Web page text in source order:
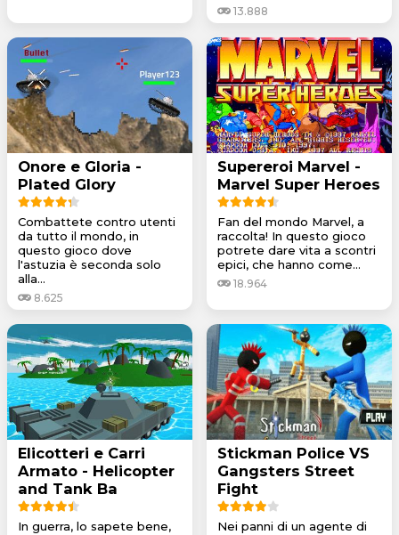
13.888
Onore e Gloria -
Plated Glory
Combattete contro utenti
da tutto il mondo, in
questo gioco dove
l'astuzia è seconda solo
alla...
8.625
Supereroi Marvel -
Marvel Super Heroes
Fan del mondo Marvel, a
raccolta! In questo gioco
potrete dare vita a scontri
epici, che hanno come...
18.964
Elicotteri e Carri
Armato - Helicopter
and Tank Ba
In guerra, lo sapete bene,
Stickman Police VS
Gangsters Street
Fight
Nei panni di un agente di